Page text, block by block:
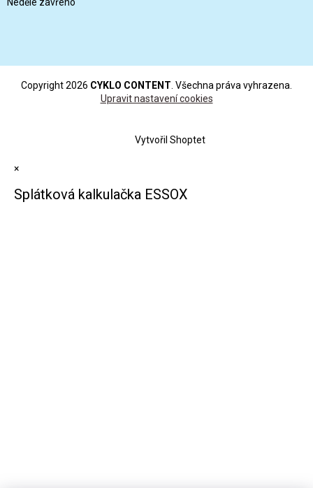
Vytvořil Shoptet
Copyright 2026 CYKLO CONTENT . Všechna práva vyhrazena.
Upravit nastavení cookies
×
Splátková kalkulačka ESSOX